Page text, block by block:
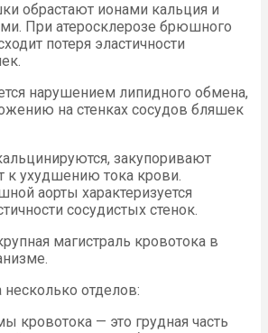
обрастают ионами кальция и
При атеросклерозе брюшного
потеря эластичности
нарушением липидного обмена,
на стенках сосудов бляшек
закупоривают
к ухудшению тока крови.
аорты характеризуется
сосудистых стенок.
магистраль кровотока в
несколько отделов:
кровотока — это грудная часть